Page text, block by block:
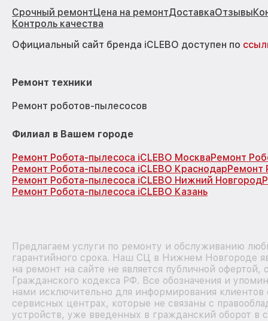
Срочный ремонтЦена на ремонтДоставкаОтзывы
Контроль качества
Официальный сайт бренда iCLEBO доступен по
Ремонт техники
Ремонт роботов-пылесосов
Филиал в Вашем городе
Ремонт Робота-пылесоса iCLEBO МоскваРемонт
Ремонт Робота-пылесоса iCLEBO КраснодарРемонт
Ремонт Робота-пылесоса iCLEBO Нижний Новгород
Ремонт Робота-пылесоса iCLEBO Казань
Предлагаем услуги по ремонту и обслуживанию
гарантийного срока. Наш СЦ в Нижнем Новгороде
на ремонт на сайте не является публичной
Гражданского кодекса РФ. Все обозначения и
нами исключительно для информирования
сервисных центрах, которые не связаны с
устройств, уже введенных в гражданский оборот в